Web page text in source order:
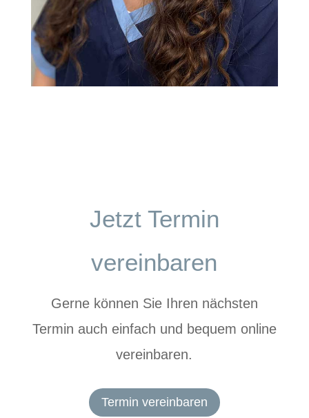
Jetzt Termin
vereinbaren
Gerne können Sie Ihren nächsten
Termin auch einfach und bequem online
vereinbaren.
Termin vereinbaren